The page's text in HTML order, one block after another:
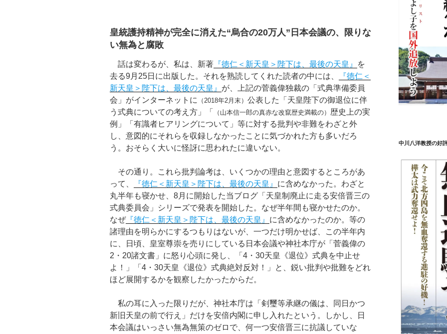
皇統護持精神が完全に消えた“烏合の20万人”日本会議の、限りな
い無為と腐敗
話は変わるが、私は、新著 『徳仁＜新天皇＞陛下は、最後の天皇』
を
去る9月25日に出版した。それを熟読してくれた読者の中には、
『徳仁＜
新天皇＞陛下は、最後の天皇』 が、上記の菅義偉独裁の「式典準備委員
会」がインターネットに
（2018年2月末） 公表した「天皇陛下の御退位に伴
う式典についての考え方」「
（山本信一郎の真赤な改竄歴史満載の） 歴史上の実
例」「有識者ヒアリングについて」等に対する批判や非難をわざと外
し、意図的にそれらを収録しなかったことに気づかれた方も多いだろ
う。おそらく大いに怪訝に思われたに違いない。
その通り。これら批判論考は、いくつかの理由と意図するところがあ
って、
『徳仁＜新天皇＞陛下は、最後の天皇』 に含めなかった。わざと
丸半年も寝かせ、8月に開始した当ブログ「天皇制廃止に走る安倍晋三の
式典委員会」シリーズで発表を開始した。なぜ半年間も寝かせたのか。
なぜ『徳仁＜新天皇＞陛下は、最後の天皇』 に含めなかったのか。等の
諸理由を明らかにするつもりはないが、一つだけ明かせば、この半年内
に、日頃、皇室尊崇を売りにしている日本会議や神社本庁が「菅義偉の
2・20諸文書」に怒り心頭に発し、「4・30天皇《退位》式典を中止せ
よ！」「4・30天皇《退位》式典絶対反対！」と、鋭い批判や批難をどれ
ほど展開するかを観察したかったからだ。
私の耳に入った限りだが、神社本庁は「剣璽等承継の儀は、同日かつ
新旧天皇の前で行え」だけを安倍内閣に申し入れたという。しかし、日
本会議はいっさい無為無策のゼロで、何一つ安倍晋三に抗議していな
中川八洋教授の好